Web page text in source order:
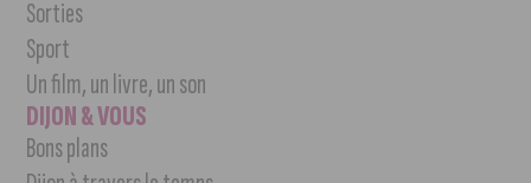
Sorties
Sport
Un film, un livre, un son
DIJON & VOUS
Bons plans